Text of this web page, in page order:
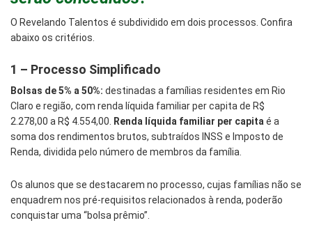
O Revelando Talentos é subdividido em dois processos. Confira
abaixo os critérios.
1 – Processo Simplificado
Bolsas de 5% a 50%: destinadas a famílias residentes em Rio
Claro e região, com renda líquida familiar per capita de R$
2.278,00 a R$ 4.554,00.
Renda líquida familiar per capita é a
soma dos rendimentos brutos, subtraídos INSS e Imposto de
Renda, dividida pelo número de membros da família.
Os alunos que se destacarem no processo, cujas famílias não se
enquadrem nos pré-requisitos relacionados à renda, poderão
conquistar uma “bolsa prêmio”.